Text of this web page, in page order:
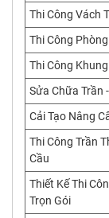
Thi Công Vách
Thi Công
Thi Công
Sửa Chữa Trần
Cải Tạo Nâng
Thi Công Trần
Cầu
Thiết Kế Thi
Trọn Gói